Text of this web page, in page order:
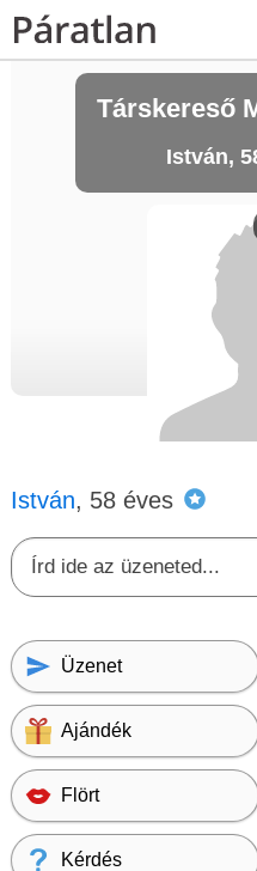
Társkereső
István,
István, 58 éves
Üzenet
Ajándék
Flört
Kérdés